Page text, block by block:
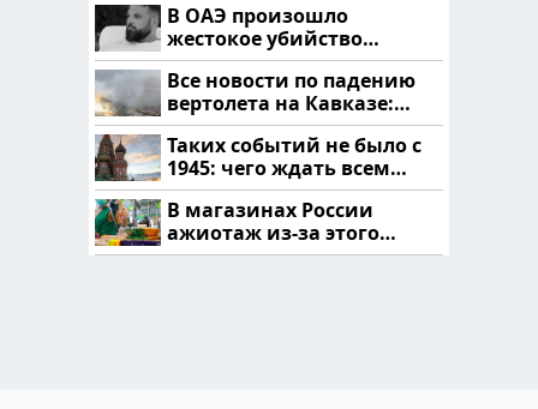
В ОАЭ произошло
жестокое убийство
криптомиллионера
Все новости по падению
вертолета на Кавказе:
читать здесь
Таких событий не было с
1945: чего ждать всем
нам?
В магазинах России
ажиотаж из-за этого
продукта: что купить?